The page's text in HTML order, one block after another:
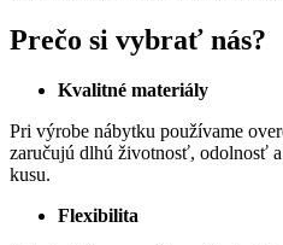
Prečo si vybrať nás?
Kvalitné materiály
Pri výrobe nábytku používame
zaručujú dlhú životnosť, odolnosť
kusu.
Flexibilita